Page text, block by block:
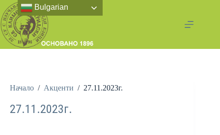
Начало / Акценти / 27.11.2023г.
27.11.2023г.
Bulgarian